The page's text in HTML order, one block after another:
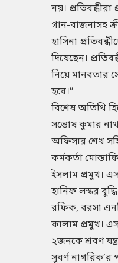
নয়।
গান-বাজনাসহ
হাসিনা
দিয়েছেন।
নিয়ে মানবতার
হবে।”
বিশেষ অতিথি
সন্তোষ কুমার
অফিসার শেখ
কর্মকর্তা
ইসলাম প্রমুখ।
হানিফ লস্কর
রফিক, বরসা
কালাম প্রমুখ।
২জনকে শ্রবণ
সুবর্ণ নাগরিক’র